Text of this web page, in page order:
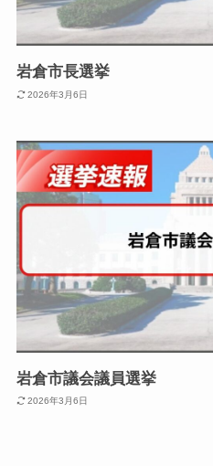
岩倉市長選挙
2026年3月6日
岩倉市議会議員選挙
2026年3月6日